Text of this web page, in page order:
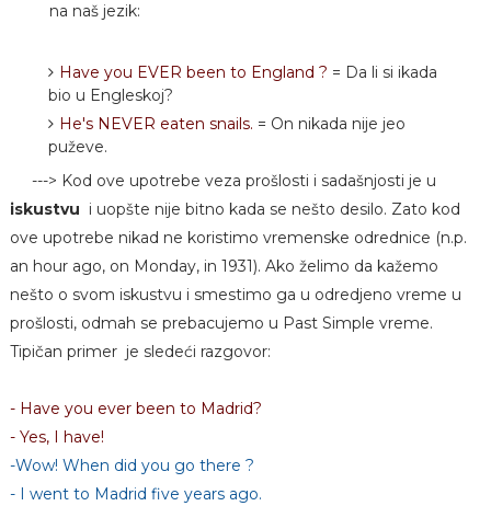
na naš jezik:
Have you EVER been to England ? = Da li si ikada
bio u Engleskoj?
He's NEVER eaten snails. = On nikada nije jeo
puževe.
---> Kod ove upotrebe veza prošlosti i sadašnjosti je u
iskustvu i uopšte nije bitno kada se nešto desilo. Zato kod
ove upotrebe nikad ne koristimo vremenske odrednice (n.p.
an hour ago, on Monday, in 1931). Ako želimo da kažemo
nešto o svom iskustvu i smestimo ga u odredjeno vreme u
prošlosti, odmah se prebacujemo u Past Simple vreme.
Tipičan primer je sledeći razgovor:
- Have you ever been to Madrid?
- Yes, I have!
-Wow! When did you go there ?
- I went to Madrid five years ago.